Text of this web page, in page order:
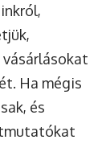
Ha mégis
és